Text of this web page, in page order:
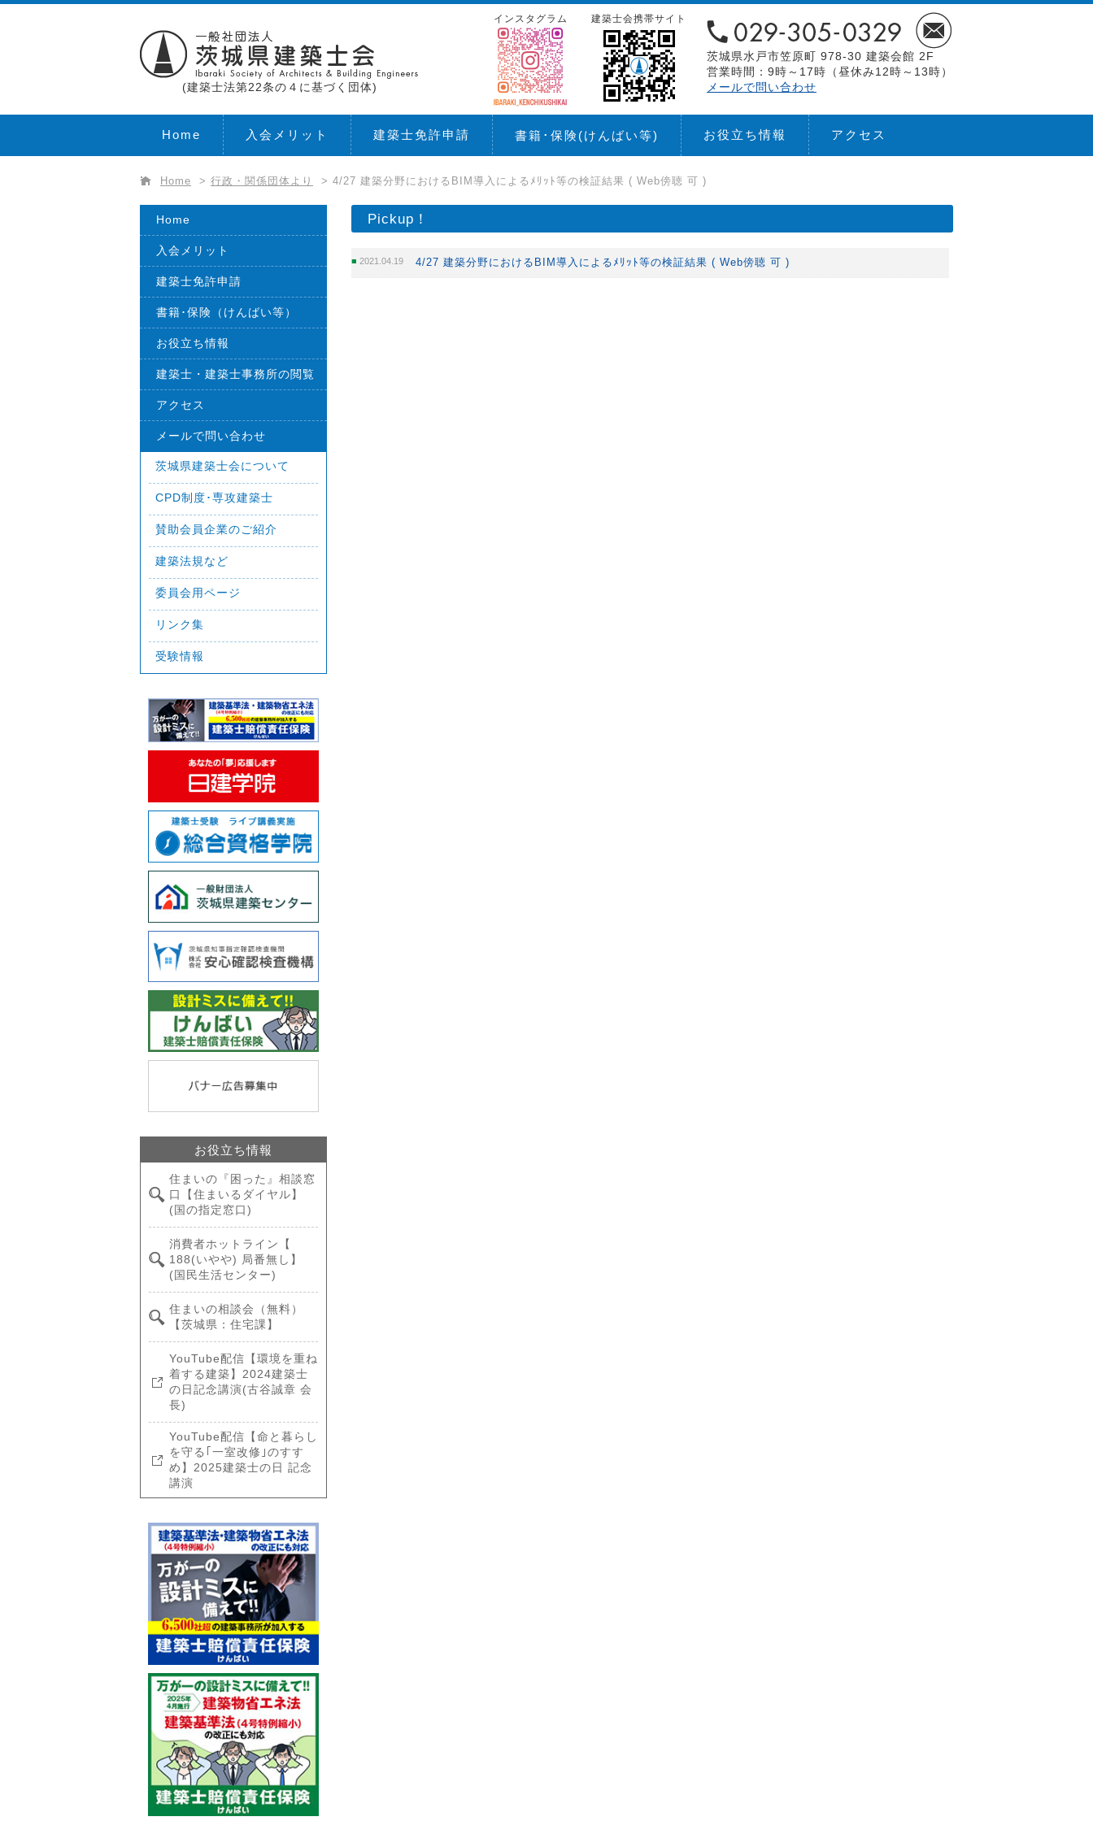
(建築士法第22条の４に基づく団体)
茨城県水戸市笠原町 978-30 建築会館 2F
営業時間：9時～17時（昼休み12時～13時）
メールで問い合わせ
建築士会携帯サイト
インスタグラム
Home 入会メリット 建築士免許申請 書籍･保険(けんばい等) お役立ち情報 アクセス
Home > 行政・関係団体より > 4/27 建築分野におけるBIM導入によるﾒﾘｯﾄ等の検証結果 ( Web傍聴 可 )
Pickup！
2021.04.19 4/27 建築分野におけるBIM導入によるﾒﾘｯﾄ等の検証結果 ( Web傍聴 可 )
Home
入会メリット
建築士免許申請
書籍･保険（けんばい等）
お役立ち情報
建築士・建築士事務所の閲覧
アクセス
メールで問い合わせ
茨城県建築士会について
CPD制度･専攻建築士
賛助会員企業のご紹介
建築法規など
委員会用ページ
リンク集
受験情報
お役立ち情報
住まいの『困った』相談窓
口【住まいるダイヤル】
(国の指定窓口)
消費者ホットライン【
188(いやや) 局番無し】
(国民生活センター)
住まいの相談会（無料）
【茨城県：住宅課】
YouTube配信【環境を重ね
着する建築】2024建築士
の日記念講演(古谷誠章 会
長)
YouTube配信【命と暮らし
を守る｢一室改修｣のすす
め】2025建築士の日 記念
講演